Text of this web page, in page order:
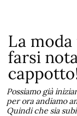
La moda
farsi
Possiamo già
per ora andiamo
Quindi che sia